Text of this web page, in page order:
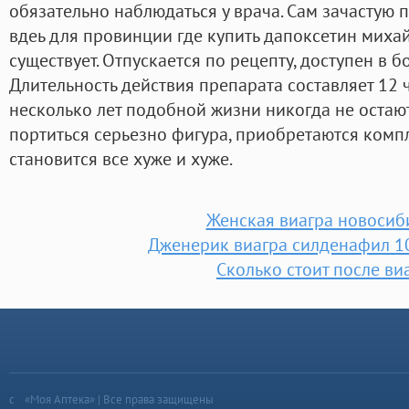
обязательно наблюдаться у врача. Сам
вдеь для провинции где купить дапоксетин
существует. Отпускается по рецепту, доступен в
Длительность действия препарата составляет
несколько лет подобной жизни никогда не
портиться серьезно фигура, приобретаются
становится все хуже и хуже.
Женская виагра
Дженерик виагра силденафил
Сколько стоит после
«Моя Аптека» | Все права защищены